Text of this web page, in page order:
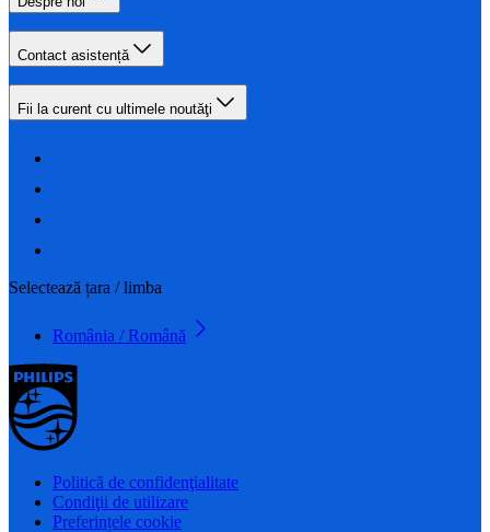
Contact asistență
Fii la curent cu ultimele noutăţi
Selectează țara / limba
România / Română
Politică de confidenţialitate
Condiţii de utilizare
Preferințele cookie